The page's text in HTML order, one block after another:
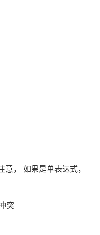
， 如果是单表达式，
突